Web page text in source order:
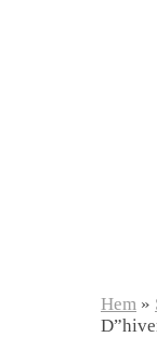
Hem »